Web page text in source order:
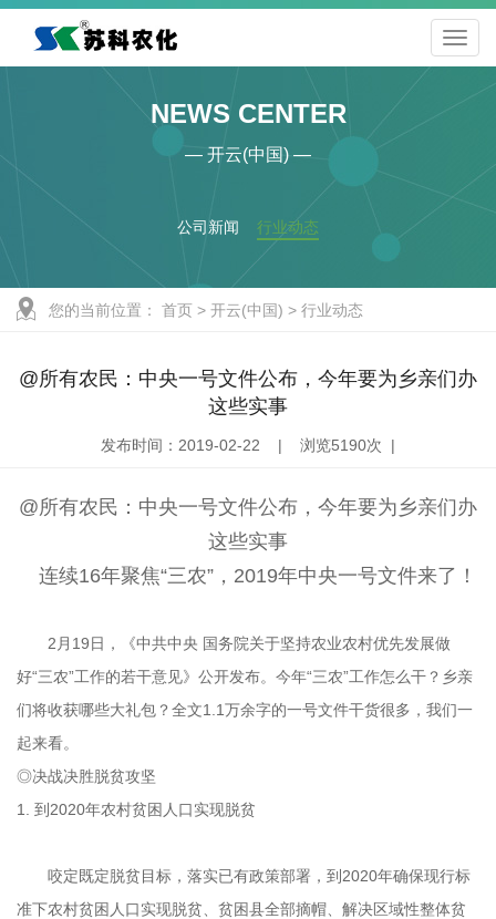
NEWS CENTER
— 开云(中国) —
公司新闻 行业动态
您的当前位置： 首页 > 开云(中国) > 行业动态
@所有农民：中央一号文件公布，今年要为乡亲们办
这些实事
发布时间：2019-02-22 | 浏览5190次 |
@所有农民：中央一号文件公布，今年要为乡亲们办
这些实事
连续16年聚焦“三农”，2019年中央一号文件来了！
2月19日，《中共中央 国务院关于坚持农业农村优先发展做
好“三农”工作的若干意见》公开发布。今年“三农”工作怎么干？乡亲
们将收获哪些大礼包？全文1.1万余字的一号文件干货很多，我们一
起来看。
◎决战决胜脱贫攻坚
1. 到2020年农村贫困人口实现脱贫
咬定既定脱贫目标，落实已有政策部署，到2020年确保现行标
准下农村贫困人口实现脱贫、贫困县全部摘帽、解决区域性整体贫